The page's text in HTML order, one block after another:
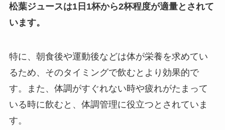
松葉ジュースは1日1杯から2杯程度が適量とされて
います。
特に、朝食後や運動後などは体が栄養を求めてい
るため、そのタイミングで飲むとより効果的で
す。また、体調がすぐれない時や疲れがたまって
いる時に飲むと、体調管理に役立つとされていま
す。